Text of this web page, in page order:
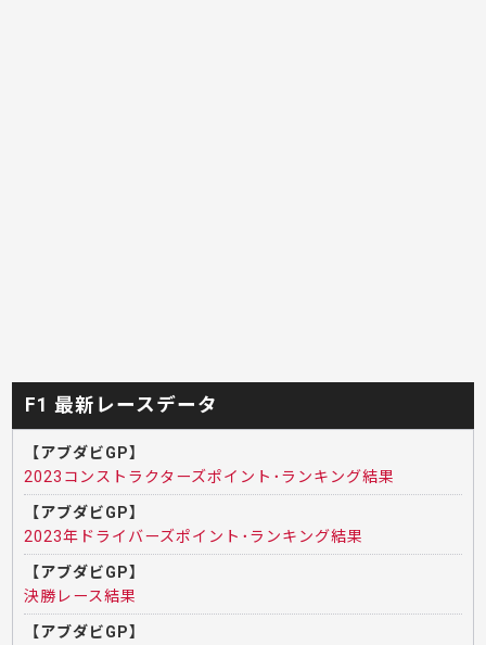
F1 最新レースデータ
【アブダビGP】
2023コンストラクターズポイント･ランキング結果
【アブダビGP】
2023年ドライバーズポイント･ランキング結果
【アブダビGP】
決勝レース結果
【アブダビGP】